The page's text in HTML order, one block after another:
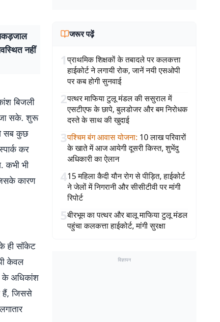
नहीं
बिजली
जा सके. शुरू
सब कुछ
कर
कभी भी
कारण
ही सॉकेट
केवल
के अधिकांश
हैं, जिससे
जरूर पढ़ें
1प्राथमिक शिक्षकों के तबादले पर कलकत्ता
हाईकोर्ट ने लगायी रोक, जानें नयी एसओपी
पर कब होगी सुनवाई
2पत्थर माफिया टुलू मंडल की ससुराल में
एसटीएफ के छापे, बुलडोजर और बम निरोधक
दस्ते के साथ की खुदाई
3पश्चिम बंग आवास योजना: 10 लाख परिवारों
के खाते में आज आयेगी दूसरी किस्त, शुभेंदु
अधिकारी का ऐलान
415 महिला कैदी यौन रोग से पीड़ित, हाईकोर्ट
ने जेलों में निगरानी और सीसीटीवी पर मांगी
रिपोर्ट
5बीरभूम का पत्थर और बालू माफिया टुलू मंडल
पहुंचा कलकत्ता हाईकोर्ट, मांगी सुरक्षा
विज्ञापन